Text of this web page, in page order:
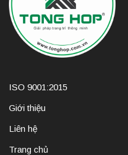
ISO 9001:2015
Giới thiệu
Liên hệ
Trang chủ